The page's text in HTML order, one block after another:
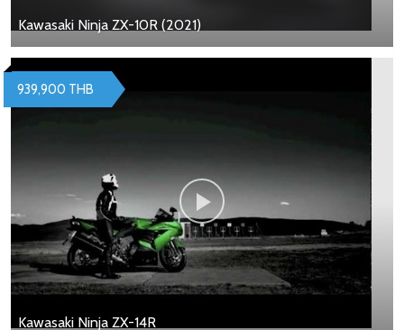
Kawasaki Ninja ZX-10R (2021)
Kawasaki Ninja ZX-14R
939,900 THB